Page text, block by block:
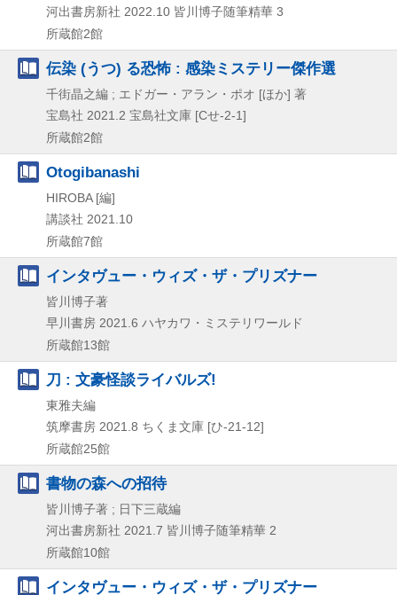
河出書房新社 2022.10 皆川博子随筆精華 3
所蔵館2館
伝染 (うつ) る恐怖 : 感染ミステリー傑作選
千街晶之編 ; エドガー・アラン・ポオ [ほか] 著
宝島社 2021.2 宝島社文庫 [Cせ-2-1]
所蔵館2館
Otogibanashi
HIROBA [編]
講談社 2021.10
所蔵館7館
インタヴュー・ウィズ・ザ・プリズナー
皆川博子著
早川書房 2021.6 ハヤカワ・ミステリワールド
所蔵館13館
刀 : 文豪怪談ライバルズ!
東雅夫編
筑摩書房 2021.8 ちくま文庫 [ひ-21-12]
所蔵館25館
書物の森への招待
皆川博子著 ; 日下三蔵編
河出書房新社 2021.7 皆川博子随筆精華 2
所蔵館10館
インタヴュー・ウィズ・ザ・プリズナー